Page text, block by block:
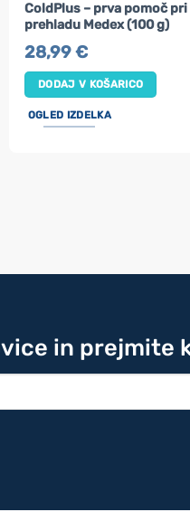
ColdPlus – prva pomoč pri
prehladu Medex (100 g)
28,99€
DODAJ V KOŠARICO
OGLED IZDELKA
in prejmite